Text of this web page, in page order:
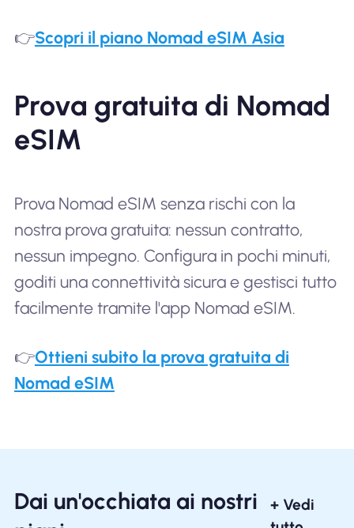
👉Scopri il piano Nomad eSIM Asia
Prova gratuita di Nomad
eSIM
Prova Nomad eSIM senza rischi con la
nostra prova gratuita: nessun contratto,
nessun impegno. Configura in pochi minuti,
goditi una connettività sicura e gestisci tutto
facilmente tramite l'app Nomad eSIM.
👉Ottieni subito la prova gratuita di
Nomad eSIM
Dai un'occhiata ai nostri
+ Vedi